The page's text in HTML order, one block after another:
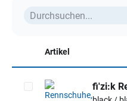
Artikel
fi'zi:k